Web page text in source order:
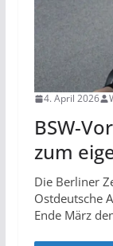
4. April 2026
BSW-
zum
Die Berliner
Ostdeutsche
Ende März